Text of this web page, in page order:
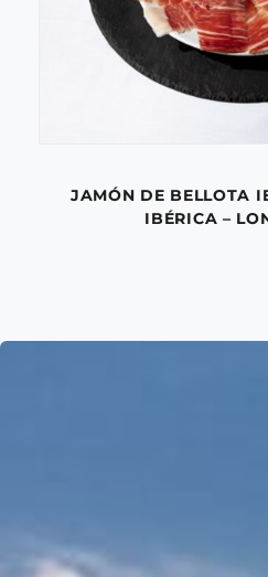
JAMÓN DE BELLOTA
IBÉRICA –